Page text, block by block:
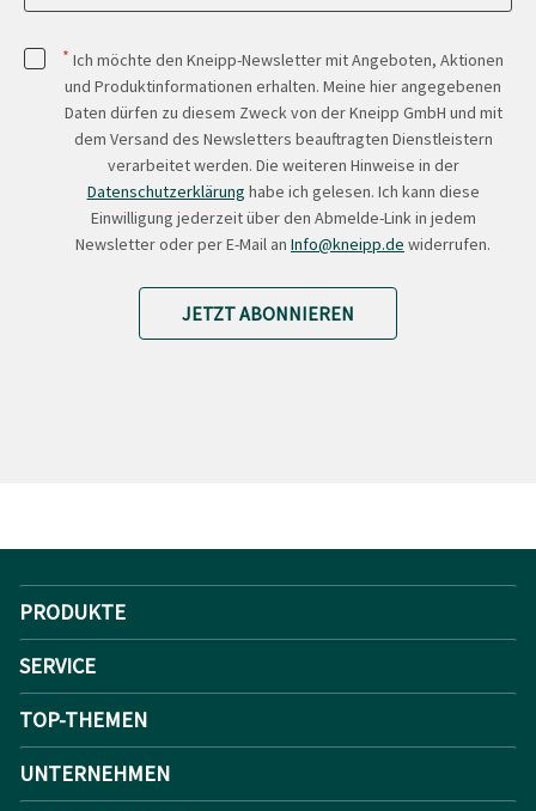
* Ich möchte den Kneipp-Newsletter mit Angeboten, Aktionen
und Produktinformationen erhalten. Meine hier angegebenen
Daten dürfen zu diesem Zweck von der Kneipp GmbH und mit
dem Versand des Newsletters beauftragten Dienstleistern
verarbeitet werden. Die weiteren Hinweise in der
Datenschutzerklärung habe ich gelesen. Ich kann diese
Einwilligung jederzeit über den Abmelde-Link in jedem
Newsletter oder per E-Mail an Info@kneipp.de widerrufen.
JETZT ABONNIEREN
PRODUKTE
SERVICE
TOP-THEMEN
UNTERNEHMEN